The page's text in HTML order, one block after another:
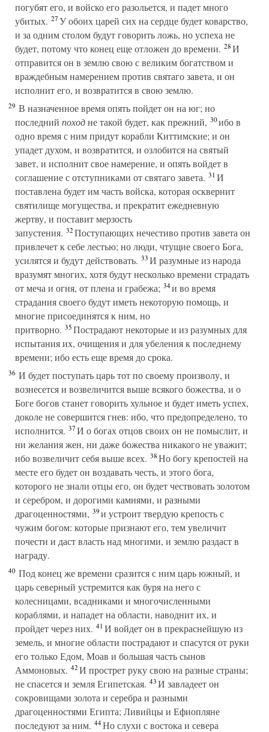
погубят его, и войско его разольется, и падет много
убитых. 27У обоих царей сих на сердце будет коварство,
и за одним столом будут говорить ложь, но успеха не
будет, потому что конец еще отложен до времени. 28И
отправится он в землю свою с великим богатством и
враждебным намерением против святаго завета, и он
исполнит его, и возвратится в свою землю.
29 В назначенное время опять пойдет он на юг; но
последний походне такой будет, как прежний, 30ибо в
одно время с ним придут корабли Киттимские; и он
упадет духом, и возвратится, и озлобится на святый
завет, и исполнит свое намерение, и опять войдет в
соглашение с отступниками от святаго завета. 31И
поставлена будет им часть войска, которая осквернит
святилище могущества, и прекратит ежедневную
жертву, и поставит мерзость
запустения. 32Поступающих нечестиво против завета он
привлечет к себе лестью; но люди, чтущие своего Бога,
усилятся и будут действовать. 33И разумные из народа
вразумят многих, хотя будут несколько времени страдать
от меча и огня, от плена и грабежа; 34и во время
страдания своего будут иметь некоторую помощь, и
многие присоединятся к ним, но
притворно. 35Пострадают некоторые и из разумных для
испытания их, очищения и для убеления к последнему
времени; ибо есть еще время до срока.
36 И будет поступать царь тот по своему произволу, и
вознесется и возвеличится выше всякого божества, и о
Боге богов станет говорить хульное и будет иметь успех,
доколе не совершится гнев: ибо, что предопределено, то
исполнится. 37И о богах отцов своих он не помыслит, и
ни желания жен, ни даже божества никакого не уважит;
ибо возвеличит себя выше всех. 38Но богу крепостей на
месте его будет он воздавать честь, и этого бога,
которого не знали отцы его, он будет чествовать золотом
и серебром, и дорогими камнями, и разными
драгоценностями, 39и устроит твердую крепость с
чужим богом: которые признают его, тем увеличит
почести и даст власть над многими, и землю раздаст в
награду.
40 Под конец же времени сразится с ним царь южный, и
царь северный устремится как буря на него с
колесницами, всадниками и многочисленными
кораблями, и нападет на области, наводнит их, и
пройдет через них. 41И войдет он в прекраснейшую из
земель, и многие области пострадают и спасутся от руки
его только Едом, Моав и большая часть сынов
Аммоновых. 42И прострет руку свою на разные страны;
не спасется и земля Египетская. 43И завладеет он
сокровищами золота и серебра и разными
драгоценностями Египта; Ливийцы и Ефиопляне
последуют за ним. 44Но слухи с востока и севера